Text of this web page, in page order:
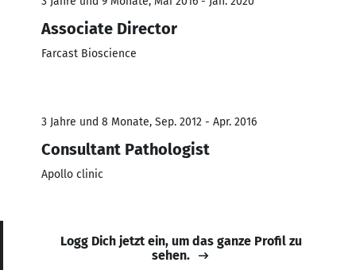
Associate Director
Farcast Bioscience
3 Jahre und 8 Monate, Sep. 2012 - Apr. 2016
Consultant Pathologist
Apollo clinic
Logg Dich jetzt ein, um das ganze Profil zu
sehen.